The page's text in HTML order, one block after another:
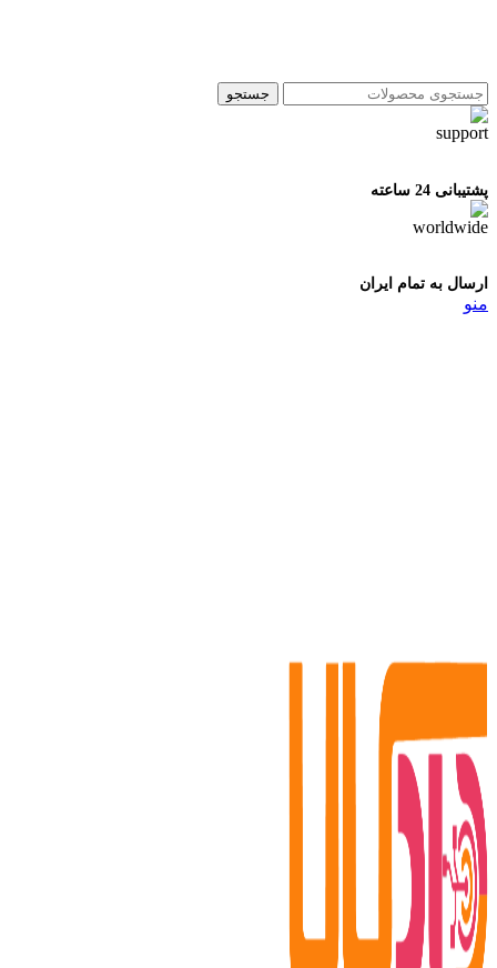
جستجو
پشتیبانی 24 ساعته
ارسال به تمام ایران
منو